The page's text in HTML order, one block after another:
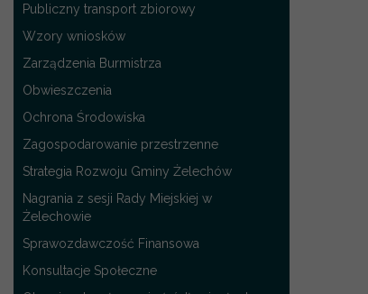
Publiczny transport zbiorowy
Wzory wniosków
Zarządzenia Burmistrza
Obwieszczenia
Ochrona Środowiska
Zagospodarowanie przestrzenne
Strategia Rozwoju Gminy Żelechów
Nagrania z sesji Rady Miejskiej w
Żelechowie
Sprawozdawczość Finansowa
Konsultacje Społeczne